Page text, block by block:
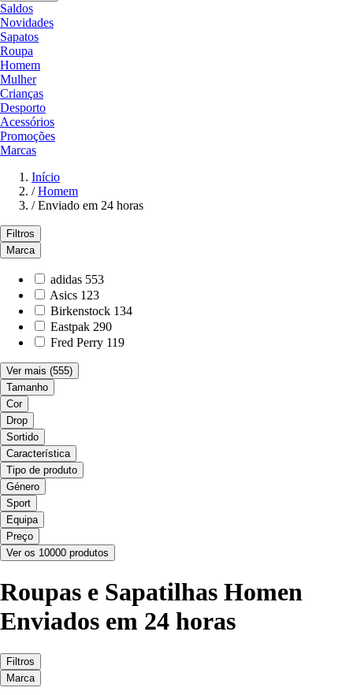
Saldos
Novidades
Sapatos
Roupa
Homem
Mulher
Crianças
Desporto
Acessórios
Promoções
Marcas
Início
/ Homem
/ Enviado em 24 horas
Filtros
Marca
adidas 553
Asics 123
Birkenstock 134
Eastpak 290
Fred Perry 119
Ver mais (555)
Tamanho
Cor
Drop
Sortido
Característica
Tipo de produto
Género
Sport
Equipa
Preço
Ver os 10000 produtos
Roupas e Sapatilhas Homen
Enviados em 24 horas
Filtros
Marca